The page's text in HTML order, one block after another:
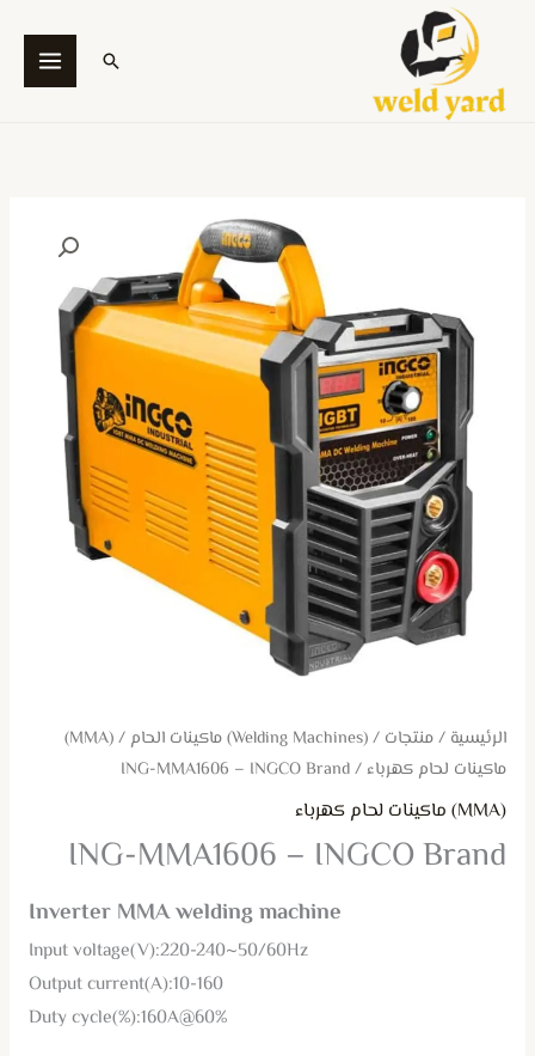
المحتوى
البحث
الرئيسية /منتجات /(Welding Machines) ماكينات الحام /
(MMA)
ماكينات لحام كهرباء/ ING-MMA1606 – INGCO Brand
(MMA) ماكينات لحام كهرباء
ING-MMA1606 – INGCO Brand
Inverter MMA welding machine
Input voltage(V):220-240~50/60Hz
Output current(A):10-160
Duty cycle(%):160A@60%
INGCO
Brand